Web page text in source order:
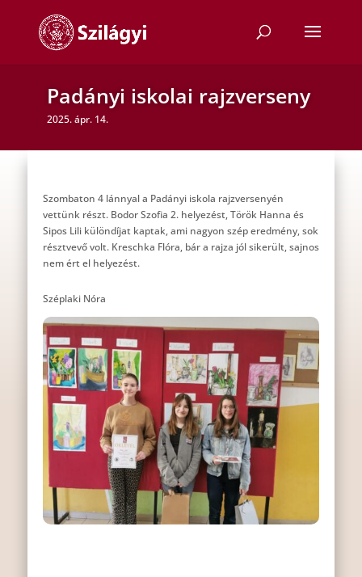
Padányi iskolai rajzverseny
2025. ápr. 14.
Szombaton 4 lánnyal a Padányi iskola rajzversenyén
vettünk részt. Bodor Szofia 2. helyezést, Török Hanna és
Sipos Lili különdíjat kaptak, ami nagyon szép eredmény, sok
résztvevő volt. Kreschka Flóra, bár a rajza jól sikerült, sajnos
nem ért el helyezést.
Széplaki Nóra